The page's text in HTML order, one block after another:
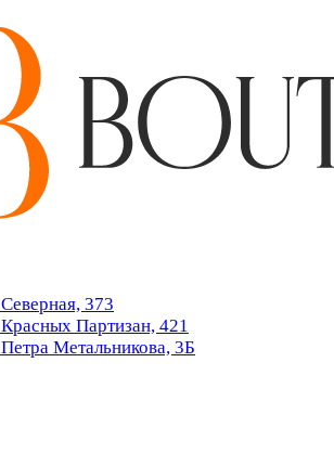
Северная, 373
Красных Партизан, 421
Петра Метальникова, 3Б